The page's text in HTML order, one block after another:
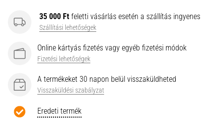
edzéstervet
Torna,
súlyemelés.
Téged
vonz
változatos
edzés,
35 000 Ft feletti vásárlás esetén a szállítás ingyenes
Szállítási lehetőségek
Online kártyás fizetés vagy egyéb fizetési módok
Fizetési lehetőségek
A termékeket 30 napon belül visszaküldheted
Visszaküldési szabályzat
Eredeti termék